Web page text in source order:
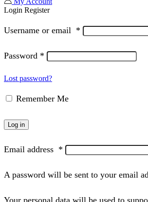
Login Register
Username or email *
Password *
Lost password?
Remember Me
Log in
Email address *
A password will be sent to your email
Your personal data will be used to